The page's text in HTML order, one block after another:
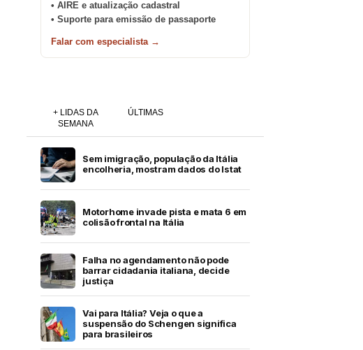
• AIRE e atualização cadastral
• Suporte para emissão de passaporte
Falar com especialista →
+ LIDAS DA
SEMANA
ÚLTIMAS
Sem imigração, população da Itália
encolheria, mostram dados do Istat
Motorhome invade pista e mata 6 em
colisão frontal na Itália
Falha no agendamento não pode
barrar cidadania italiana, decide
justiça
Vai para Itália? Veja o que a
suspensão do Schengen significa
para brasileiros